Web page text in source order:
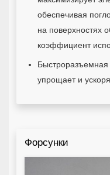
обеспечивая
на поверхностях
коэффициент
упрощает и
Форсунки